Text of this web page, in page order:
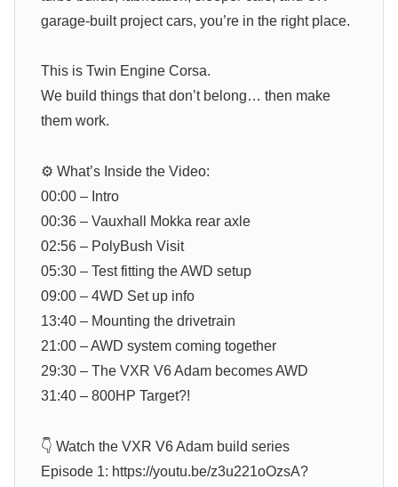
garage-built project cars, you’re in the right place.
This is Twin Engine Corsa.
We build things that don’t belong… then make
them work.
⚙️ What’s Inside the Video:
00:00 – Intro
00:36 – Vauxhall Mokka rear axle
02:56 – PolyBush Visit
05:30 – Test fitting the AWD setup
09:00 – 4WD Set up info
13:40 – Mounting the drivetrain
21:00 – AWD system coming together
29:30 – The VXR V6 Adam becomes AWD
31:40 – 800HP Target?!
👇 Watch the VXR V6 Adam build series
Episode 1: https://youtu.be/z3u221oOzsA?